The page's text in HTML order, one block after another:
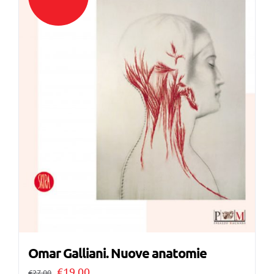
Omar Galliani. Nuove anatomie
Il
€19,00Il